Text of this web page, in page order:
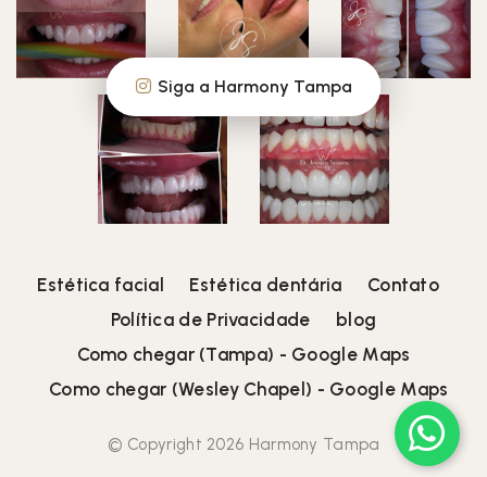
Siga a Harmony Tampa
© Copyright 2026 Harmony Tampa
Estética facial Estética dentária
Contato
Política de Privacidade
blog
Como chegar (Tampa) - Google Maps
Como chegar (Wesley Chapel) - Google Maps